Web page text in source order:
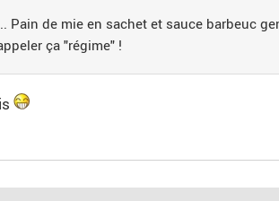
Pain de mie en sachet et sauce barbeuc
ça "régime" !